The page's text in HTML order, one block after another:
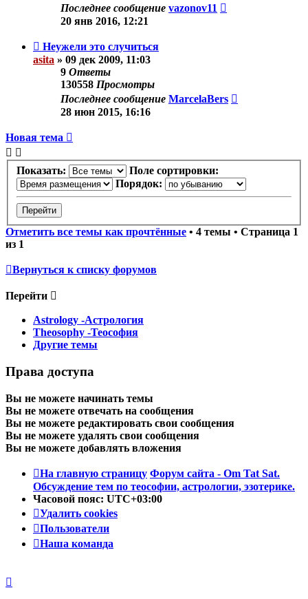
Последнее сообщение vazonov11
20 янв 2016, 12:21
Неужели это случиться
asita » 09 дек 2009, 11:03
9 Ответы
130558 Просмотры
Последнее сообщение MarcelaBers
28 июн 2015, 16:16
Новая тема
Показать:
Поле сортировки:
Порядок:
Отметить все темы как прочтённые • 4 темы • Страница 1
из 1
Вернуться к списку форумов
Перейти
Astrology -Астрология
Theosophy -Теософия
Другие темы
Права доступа
Вы не можете начинать темы
Вы не можете отвечать на сообщения
Вы не можете редактировать свои сообщения
Вы не можете удалять свои сообщения
Вы не можете добавлять вложения
На главную страницу Форум сайта - Om Tat Sat.
Обсуждение тем по теософии, астрологии, эзотерике.
Часовой пояс: UTC+03:00
Удалить cookies
Пользователи
Наша команда